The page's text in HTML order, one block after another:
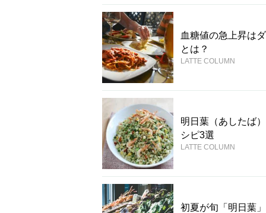
血糖値の急上昇は
とは？
LATTE COLUMN
明日葉（あしたば
シピ3選
LATTE COLUMN
初夏が旬「明日葉